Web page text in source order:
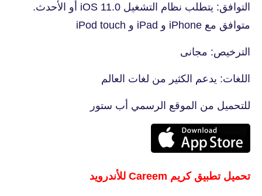
التوافق: يتطلب نظام التشغيل iOS 11.0 أو الأحدث.
متوافق مع iPhone و iPad و iPod touch
الترخيص: مجانى
اللغات: يدعم الكثير من لغات العالم
للتحميل من الموقع الرسمي أب ستور
تحميل تطبيق كريم Careem للأندرويد